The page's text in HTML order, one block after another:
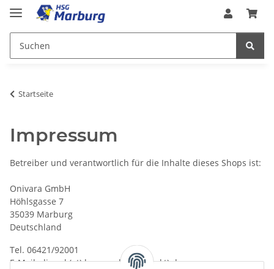
Startseite
Impressum
Betreiber und verantwortlich für die Inhalte dieses Shops ist:
Onivara GmbH
Höhlsgasse 7
35039 Marburg
Deutschland
Tel. 06421/92001
E-Mail: dippel (at) hsg-marburg (punkt) de